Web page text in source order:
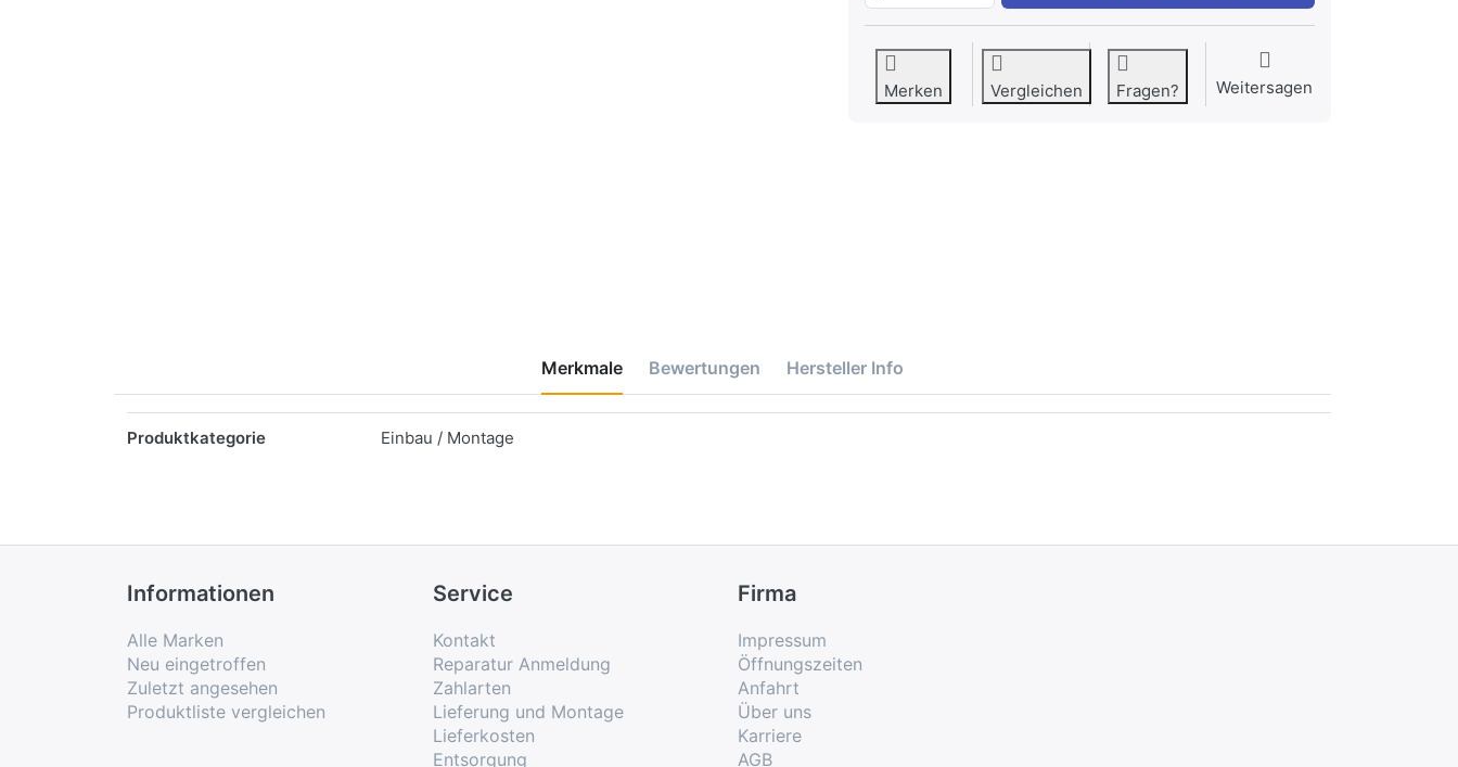
Merken Vergleichen Fragen? Weitersagen
Merkmale Bewertungen Hersteller Info
Produktkategorie Einbau / Montage
Informationen
Alle Marken
Neu eingetroffen
Zuletzt angesehen
Produktliste vergleichen
Service
Kontakt
Reparatur Anmeldung
Zahlarten
Lieferung und Montage
Lieferkosten
Entsorgung
Firma
Impressum
Öffnungszeiten
Anfahrt
Über uns
Karriere
AGB